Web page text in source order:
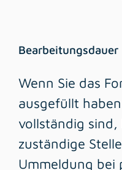
Bearbeitungsdauer
Wenn Sie das
ausgefüllt
vollständig
zuständige
Ummeldung bei